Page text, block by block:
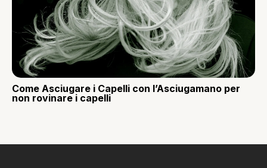
Come Asciugare i Capelli con l’Asciugamano per
non rovinare i capelli